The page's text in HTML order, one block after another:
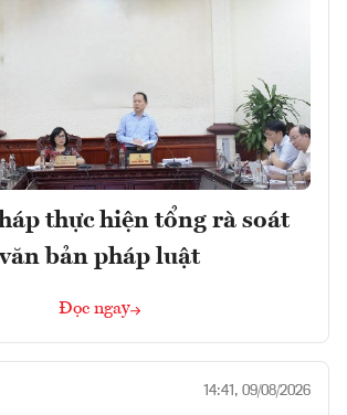
thực hiện tổng rà soát
văn bản pháp luật
Đọc ngay
14:41, 09/08/2026